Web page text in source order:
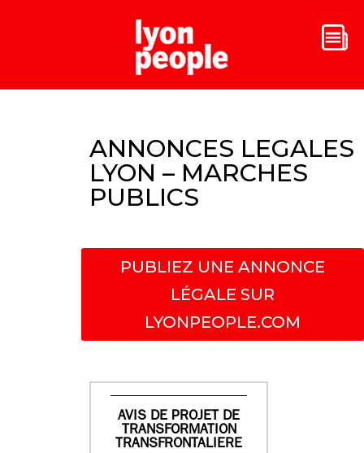
ANNONCES LEGALES
LYON – MARCHES
PUBLICS
PUBLIEZ UNE ANNONCE
LÉGALE SUR
LYONPEOPLE.COM
AVIS DE PROJET DE
TRANSFORMATION
TRANSFRONTALIERE